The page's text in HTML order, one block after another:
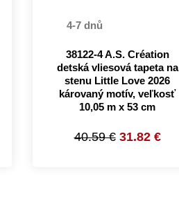
4-7 dnů
38122-4 A.S. Création
detská vliesová tapeta na
stenu Little Love 2026
károvaný motív, veľkosť
10,05 m x 53 cm
40.59 € 31.82 €